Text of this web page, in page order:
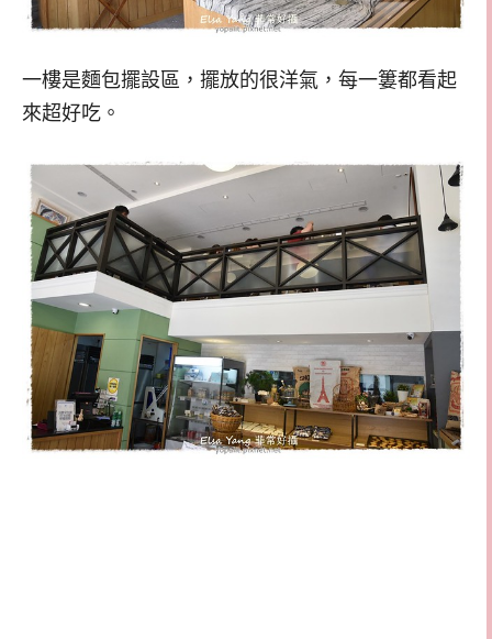
一樓是麵包擺設區，擺放的很洋氣，每一簍都看起
來超好吃。